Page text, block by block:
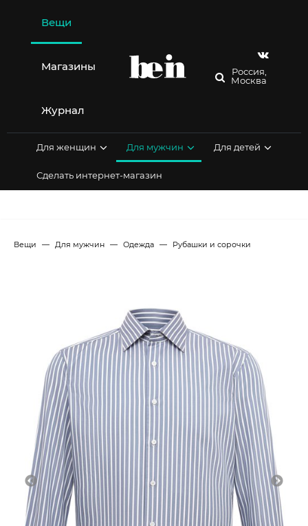
содержимому
Вещи
Магазины
Журнал
Россия,
Москва
Для женщин Для мужчин Для детей
Сделать интернет-магазин
Вещи Для мужчин Одежда Рубашки и сорочки